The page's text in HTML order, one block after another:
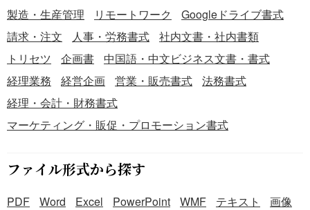
製造・生産管理
リモートワーク
Googleドライブ書式
請求・注文
人事・労務書式
社内文書・社内書類
トリセツ
企画書
中国語・中文ビジネス文書・書式
経理業務
経営企画 営業・販売書式
法務書式
経理・会計・財務書式
マーケティング・販促・プロモーション書式
ファイル形式から探す
PDF Word Excel PowerPoint WMF テキスト
画像